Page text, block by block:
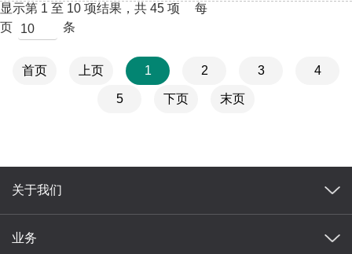
显示第 1 至 10 项结果，共 45 项
每
页
条
首页 上页 1 2 3 4
5 下页 末页
关于我们
业务